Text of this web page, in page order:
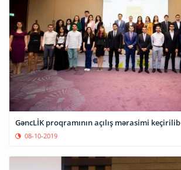
GəncLİK proqramının açılış mərasimi keçirilib
08-10-2019